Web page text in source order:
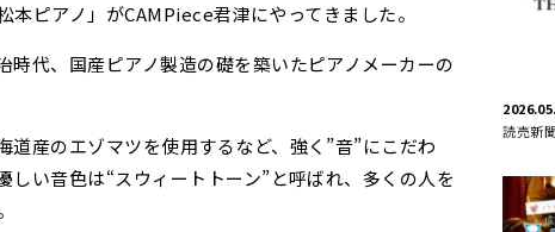
本ピアノ」がCAMPiece君津にやってきました。
時代、国産ピアノ製造の礎を築いたピアノメーカーの
道産のエゾマツを使用するなど、強く”音”にこだわ
しい音色は“スウィートトーン”と呼ばれ、多くの人を
読売新